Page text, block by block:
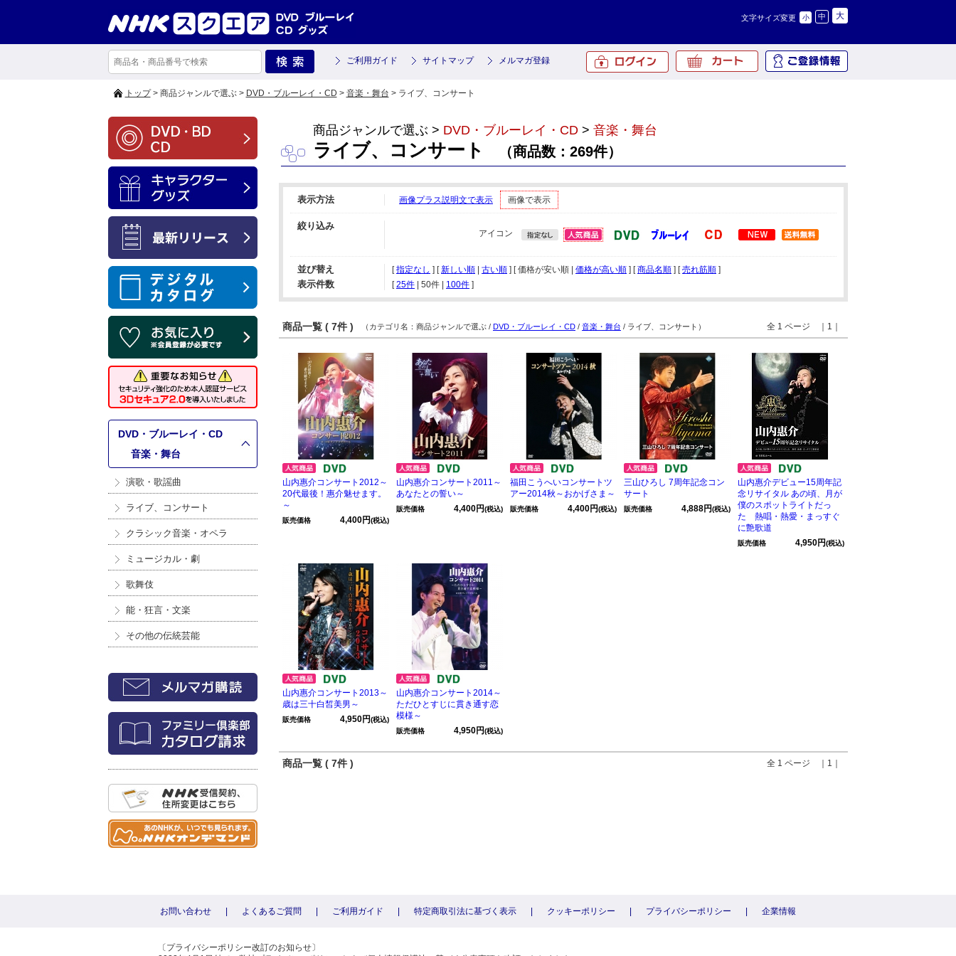
文字サイズ変更 小 中 大
ご利用ガイド サイトマップ メルマガ登録
トップ> 商品ジャンルで選ぶ > DVD・ブルーレイ・CD > 音楽・舞台 > ライブ、コンサート
DVD・ブルーレイ・CD
音楽・舞台
演歌・歌謡曲
ライブ、コンサート
クラシック音楽・オペラ
ミュージカル・劇
歌舞伎
能・狂言・文楽
その他の伝統芸能
商品ジャンルで選ぶ > DVD・ブルーレイ・CD > 音楽・舞台
ライブ、コンサート （商品数：269件）
表示方法 画像プラス説明文で表示 画像で表示
絞り込み
アイコン
並び替え [指定なし ] [新しい順 古い順 ] [ 価格が安い順 | 価格が高い順 ] [商品名順 ] [売れ筋順 ]
表示件数 [ 25件 50件 100件 ]
商品一覧 ( 7件 ) 全 1 ページ ｜1｜
（カテゴリ名：商品ジャンルで選ぶ / DVD・ブルーレイ・CD / 音楽・舞台 / ライブ、コンサート）
山内惠介コンサート2012～
20代最後！惠介魅せます。
～
販売価格 4,400円(税込)
山内惠介コンサート2011～
あなたとの誓い～
販売価格 4,400円(税込)
福田こうへいコンサートツ
アー2014秋～おかげさま～
販売価格 4,400円(税込)
三山ひろし 7周年記念コン
サート
販売価格 4,888円(税込)
山内惠介デビュー15周年記
念リサイタル あの頃、月が
僕のスポットライトだっ
た 熱唱・熱愛・まっすぐ
に艶歌道
販売価格 4,950円(税込)
山内惠介コンサート2013～
歳は三十白皙美男～
販売価格 4,950円(税込)
山内惠介コンサート2014～
ただひとすじに貫き通す恋
模様～
販売価格 4,950円(税込)
商品一覧 ( 7件 ) 全 1 ページ ｜1｜
お問い合わせ よくあるご質問 ご利用ガイド 特定商取引法に基づく表示 クッキーポリシー プライバシーポリシー 企業情報
〔プライバシーポリシー改訂のお知らせ〕